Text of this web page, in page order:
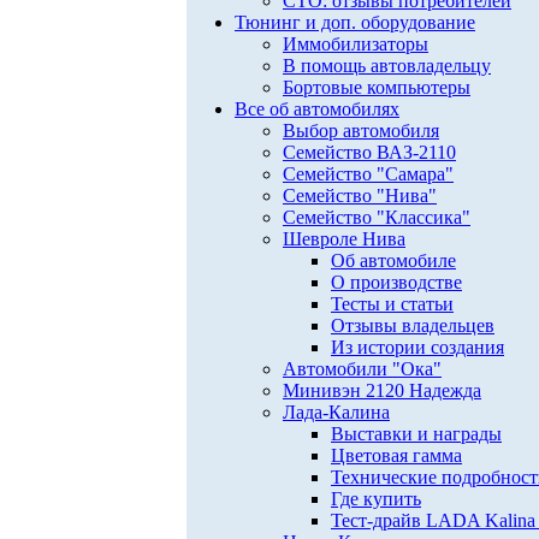
Тюнинг и доп. оборудование
Иммобилизаторы
В помощь автовладельцу
Бортовые компьютеры
Все об автомобилях
Выбор автомобиля
Семейство ВАЗ-2110
Семейство "Самара"
Семейство "Нива"
Семейство "Классика"
Шевроле Нива
Об автомобиле
О производстве
Тесты и статьи
Отзывы владельцев
Из истории создания
Автомобили "Ока"
Минивэн 2120 Надежда
Лада-Калина
Выставки и награды
Цветовая гамма
Технические
Где купить
Тест-драйв LADA Kalina